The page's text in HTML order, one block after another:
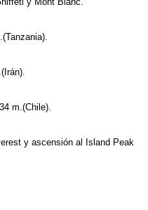
m.(Chile).
y ascensión al Island Peak